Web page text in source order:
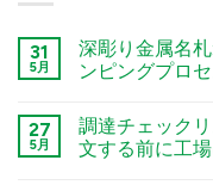
31
5月
深彫り金属名
ンピングプロ
नहीं
Deep
Engraving
27
5月
調達チェック
文する前に工